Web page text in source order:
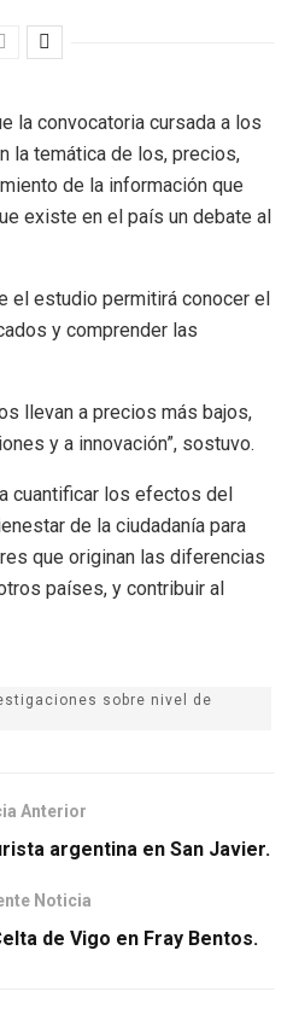
la convocatoria cursada a los
la temática de los, precios,
de la información que
existe en el país un debate al
el estudio permitirá conocer el
y comprender las
llevan a precios más bajos,
y a innovación”, sostuvo.
cuantificar los efectos del
de la ciudadanía para
que originan las diferencias
países, y contribuir al
sobre nivel de
Anterior
argentina en San Javier.
Noticia
de Vigo en Fray Bentos.